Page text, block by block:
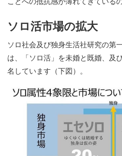
ソロ活市場の拡大
ソロ社会及び独身生活社研究の第
は、「ソロ活」を未婚と既婚、及
名しています（下図）。